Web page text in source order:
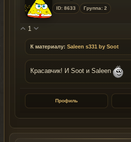
ID: 8633 Группа: 2
1
К материалу: Saleen s331 by Soot
Красавчик! И Soot и Saleen
Профиль